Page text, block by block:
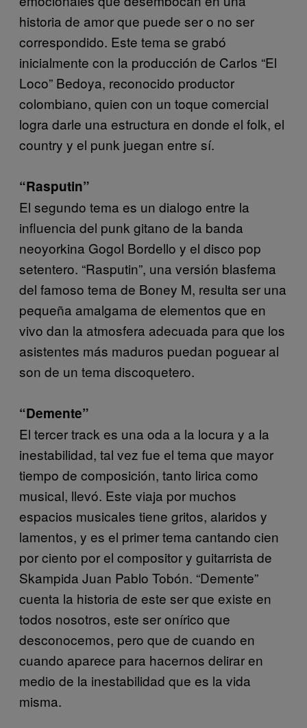
historia de amor que puede ser o no ser
correspondido. Este tema se grabó
inicialmente con la producción de Carlos “El
Loco” Bedoya, reconocido productor
colombiano, quien con un toque comercial
logra darle una estructura en donde el folk, el
country y el punk juegan entre sí.
“Rasputin”
El segundo tema es un dialogo entre la
influencia del punk gitano de la banda
neoyorkina Gogol Bordello y el disco pop
setentero. “Rasputin”, una versión blasfema
del famoso tema de Boney M, resulta ser una
pequeña amalgama de elementos que en
vivo dan la atmosfera adecuada para que los
asistentes más maduros puedan poguear al
son de un tema discoquetero.
“Demente”
El tercer track es una oda a la locura y a la
inestabilidad, tal vez fue el tema que mayor
tiempo de composición, tanto lirica como
musical, llevó. Este viaja por muchos
espacios musicales tiene gritos, alaridos y
lamentos, y es el primer tema cantando cien
por ciento por el compositor y guitarrista de
Skampida Juan Pablo Tobón. “Demente”
cuenta la historia de este ser que existe en
todos nosotros, este ser onírico que
desconocemos, pero que de cuando en
cuando aparece para hacernos delirar en
medio de la inestabilidad que es la vida
misma.